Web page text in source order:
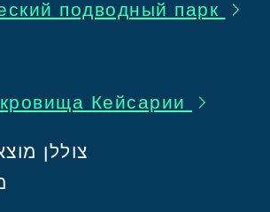
подводный парк
Кейсарии